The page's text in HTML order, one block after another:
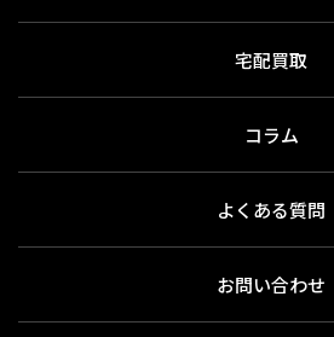
宅配買取
コラム
よくある質問
お問い合わせ